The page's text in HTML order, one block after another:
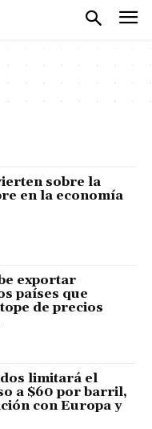
sobre la
en la economía
exportar
países que
de precios
limitará el
a $60 por barril,
con Europa y